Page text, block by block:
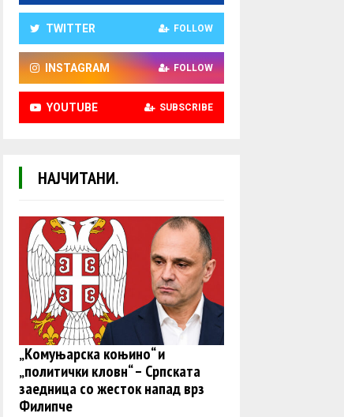
TWITTER FOLLOW
INSTAGRAM FOLLOW
YOUTUBE SUBSCRIBE
НАЈЧИТАНИ.
„Комуњарска коњино“ и
„политички кловн“ – Српската
заедница со жесток напад врз
Филипче